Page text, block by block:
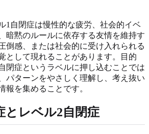
1自閉症は慢性的な疲労、社会的イベ
暗黙のルールに依存する友情を維持す
倒感、または社会的に受け入れられる
として現れることがあります。目的
閉症というラベルに押し込むことでは
パターンをやさしく理解し、考え抜い
報を集めることです。
とレベル2自閉症